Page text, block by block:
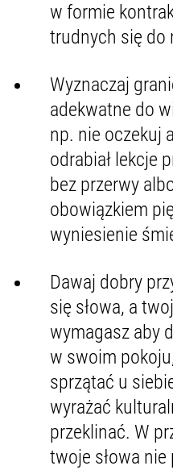
w formie
trudnych się do
Wyznaczaj
adekwatne do
np. nie oczekuj
odrabiał lekcje
bez przerwy
obowiązkiem
wyniesienie
Dawaj dobry
się słowa, a
wymagasz aby
w swoim
sprzątać u
wyrażać
przeklinać. W
twoje słowa nie